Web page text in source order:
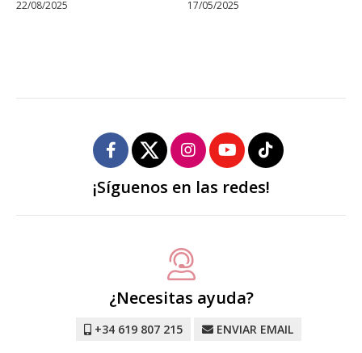
22/08/2025 17/05/2025
¡Síguenos en las redes!
¿Necesitas ayuda?
+34 619 807 215 ENVIAR EMAIL